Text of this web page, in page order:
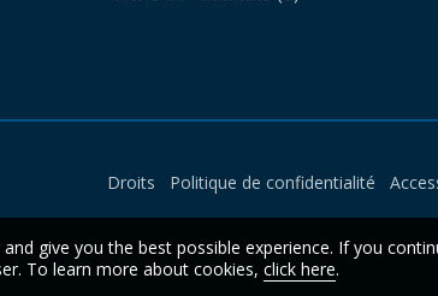
Droits Politique de confidentialité
give you the best possible experience. If you
To learn more about cookies, click here.